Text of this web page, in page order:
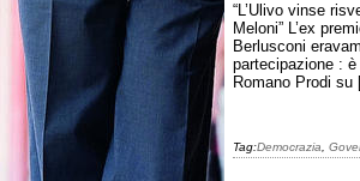
“L’Ulivo vinse
Meloni” L’ex
Berlusconi
partecipazione :
Romano Prodi
Tag:Democrazia